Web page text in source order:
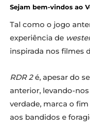
Sejam bem-vindos ao
Tal como o jogo
experiência de
inspirada nos filmes
RDR 2é, apesar do
anterior, levando-
verdade, marca o
aos bandidos e